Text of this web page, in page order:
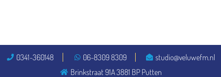
0341-360148 06-8309 8309
studio@veluwefm.nl
Brinkstraat 91A 3881 BP Putten